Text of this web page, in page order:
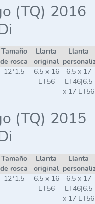
(TQ) 2016
Tamaño
de rosca
Llanta
original
Llanta
12*1,5
6,5 x 16
ET56
6,5 x 17
ET46|6,5
x 17 ET56
(TQ) 2015
Tamaño
de rosca
Llanta
original
Llanta
12*1,5
6,5 x 16
ET56
6,5 x 17
ET46|6,5
x 17 ET56